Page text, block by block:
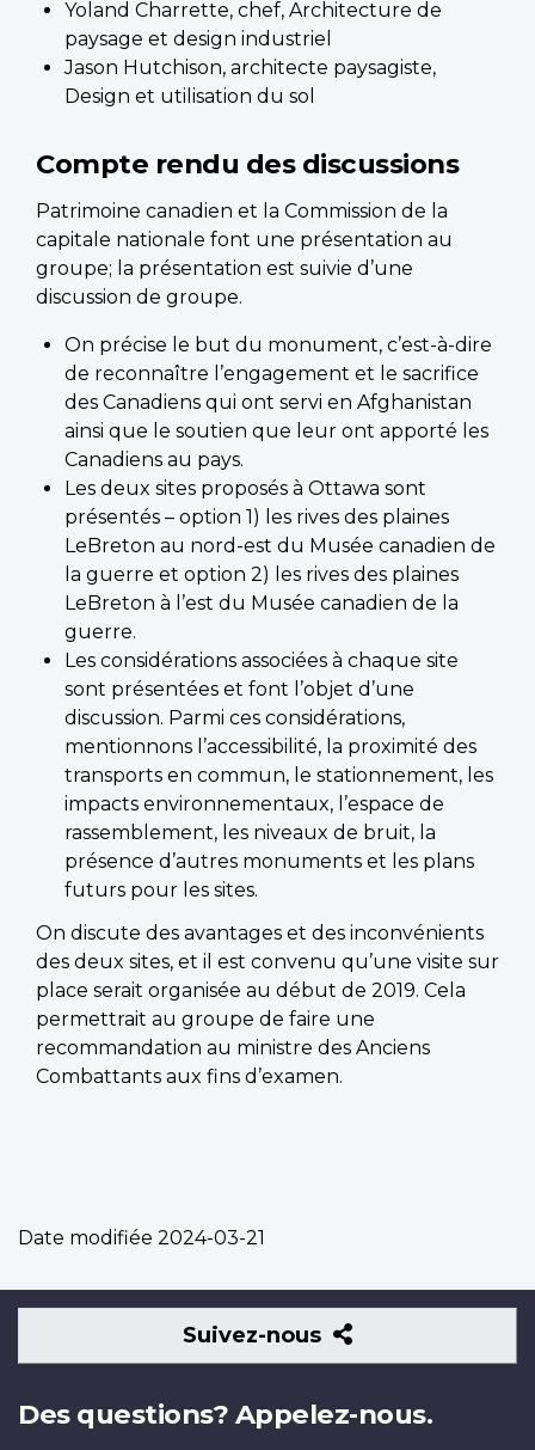
Yoland Charrette, chef, Architecture de
paysage et design industriel
Jason Hutchison, architecte paysagiste,
Design et utilisation du sol
Compte rendu des discussions
Patrimoine canadien et la Commission de la
capitale nationale font une présentation au
groupe; la présentation est suivie d’une
discussion de groupe.
On précise le but du monument, c’est-à-dire
de reconnaître l’engagement et le sacrifice
des Canadiens qui ont servi en Afghanistan
ainsi que le soutien que leur ont apporté les
Canadiens au pays.
Les deux sites proposés à Ottawa sont
présentés – option 1) les rives des plaines
LeBreton au nord-est du Musée canadien de
la guerre et option 2) les rives des plaines
LeBreton à l’est du Musée canadien de la
guerre.
Les considérations associées à chaque site
sont présentées et font l’objet d’une
discussion. Parmi ces considérations,
mentionnons l’accessibilité, la proximité des
transports en commun, le stationnement, les
impacts environnementaux, l’espace de
rassemblement, les niveaux de bruit, la
présence d’autres monuments et les plans
futurs pour les sites.
On discute des avantages et des inconvénients
des deux sites, et il est convenu qu’une visite sur
place serait organisée au début de 2019. Cela
permettrait au groupe de faire une
recommandation au ministre des Anciens
Combattants aux fins d’examen.
Date modifiée 2024-03-21
Suivez-nous
Suivez-
nous
Des questions? Appelez-nous.